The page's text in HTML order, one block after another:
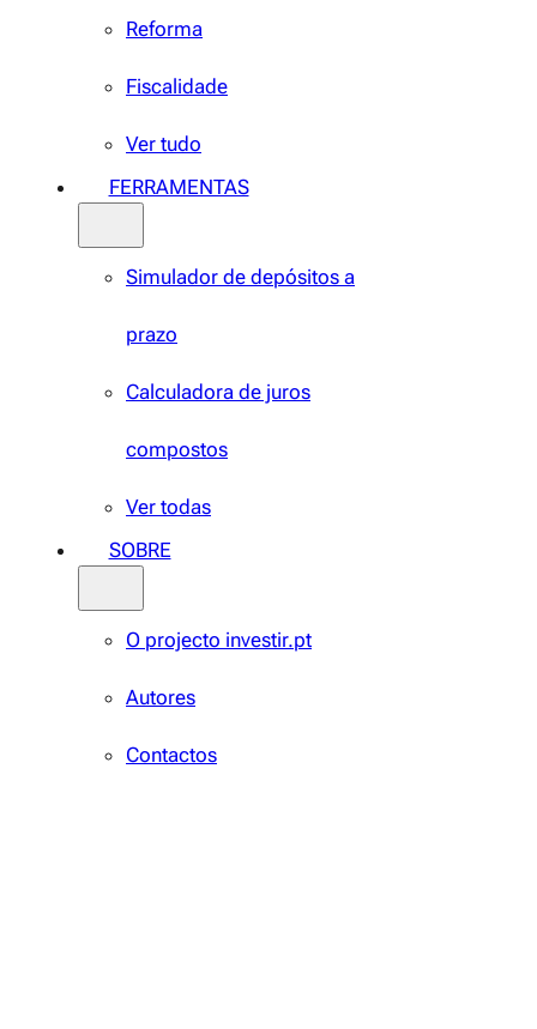
Reforma
Fiscalidade
Ver tudo
FERRAMENTAS
Simulador de depósitos a
prazo
Calculadora de juros
compostos
Ver todas
SOBRE
O projecto investir.pt
Autores
Contactos